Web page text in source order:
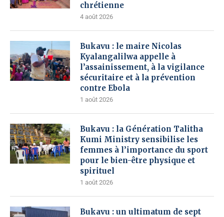
chrétienne
4 août 2026
Bukavu : le maire Nicolas
Kyalangalilwa appelle à
l’assainissement, à la vigilance
sécuritaire et à la prévention
contre Ebola
1 août 2026
Bukavu : la Génération Talitha
Kumi Ministry sensibilise les
femmes à l’importance du sport
pour le bien-être physique et
spirituel
1 août 2026
Bukavu : un ultimatum de sept